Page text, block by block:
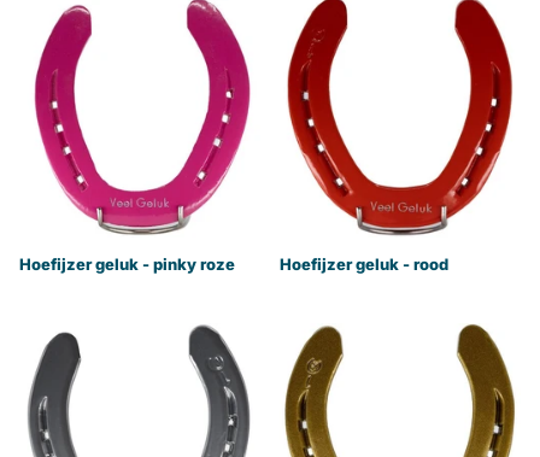
Hoefijzer geluk - pinky roze Hoefijzer geluk - rood